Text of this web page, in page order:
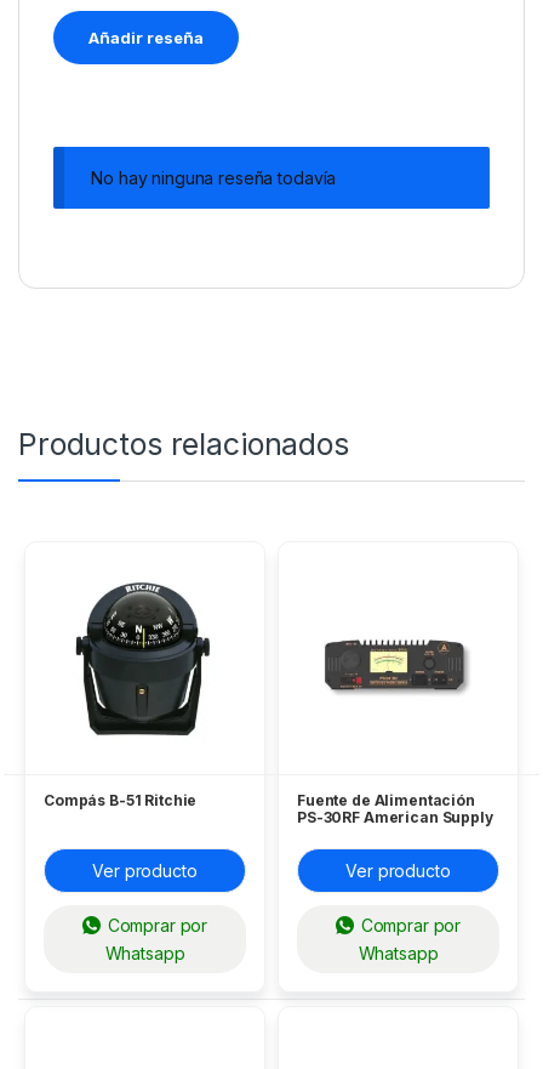
No hay ninguna reseña todavía
Productos relacionados
Compás B-51 Ritchie
Ver producto
Comprar por
Whatsapp
Fuente de Alimentación
PS-30RF American Supply
Ver producto
Comprar por
Whatsapp